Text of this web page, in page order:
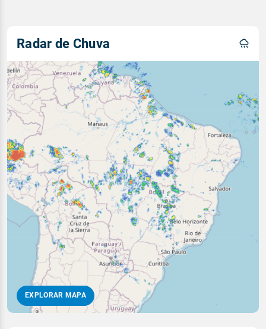
Radar de Chuva
EXPLORAR MAPA